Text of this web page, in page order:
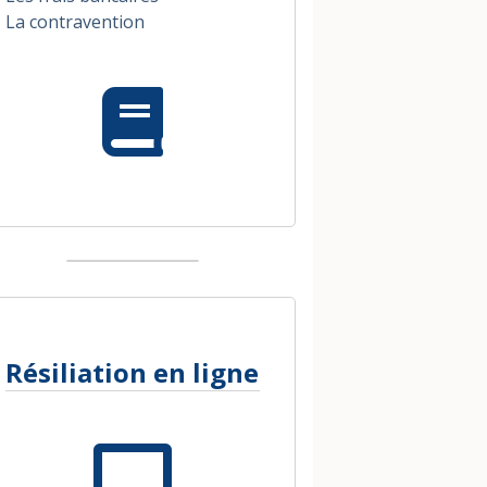
La contravention
Résiliation en ligne